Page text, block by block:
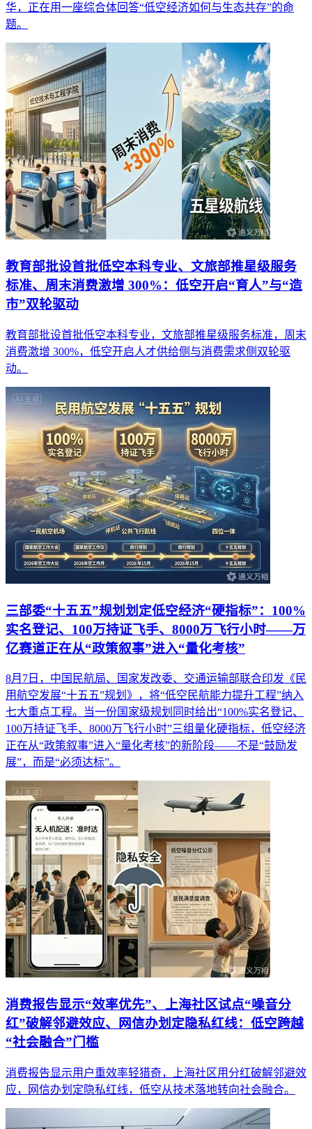
华，正在用一座综合体回答“低空经济如何与生态共存”的命
题。
教育部批设首批低空本科专业、文旅部推星级服务
标准、周末消费激增 300%：低空开启“育人”与“造
市”双轮驱动
教育部批设首批低空本科专业，文旅部推星级服务标准，周末
消费激增 300%，低空开启人才供给侧与消费需求侧双轮驱
动。
三部委“十五五”规划划定低空经济“硬指标”：100%
实名登记、100万持证飞手、8000万飞行小时——万
亿赛道正在从“政策叙事”进入“量化考核”
8月7日，中国民航局、国家发改委、交通运输部联合印发《民
用航空发展“十五五”规划》，将“低空民航能力提升工程”纳入
七大重点工程。当一份国家级规划同时给出“100%实名登记、
100万持证飞手、8000万飞行小时”三组量化硬指标，低空经济
正在从“政策叙事”进入“量化考核”的新阶段——不是“鼓励发
展”，而是“必须达标”。
消费报告显示“效率优先”、上海社区试点“噪音分
红”破解邻避效应、网信办划定隐私红线：低空跨越
“社会融合”门槛
消费报告显示用户重效率轻猎奇，上海社区用分红破解邻避效
应，网信办划定隐私红线，低空从技术落地转向社会融合。